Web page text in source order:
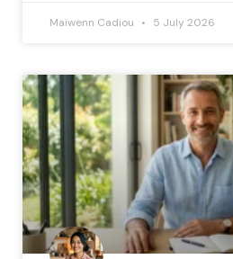
Maïwenn Cadiou 5 July 2026